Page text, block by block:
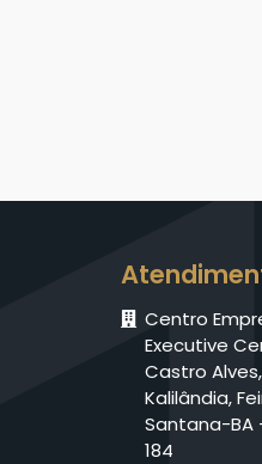
Centro
Executive
Castro
Kalilândia,
Santana-BA
184